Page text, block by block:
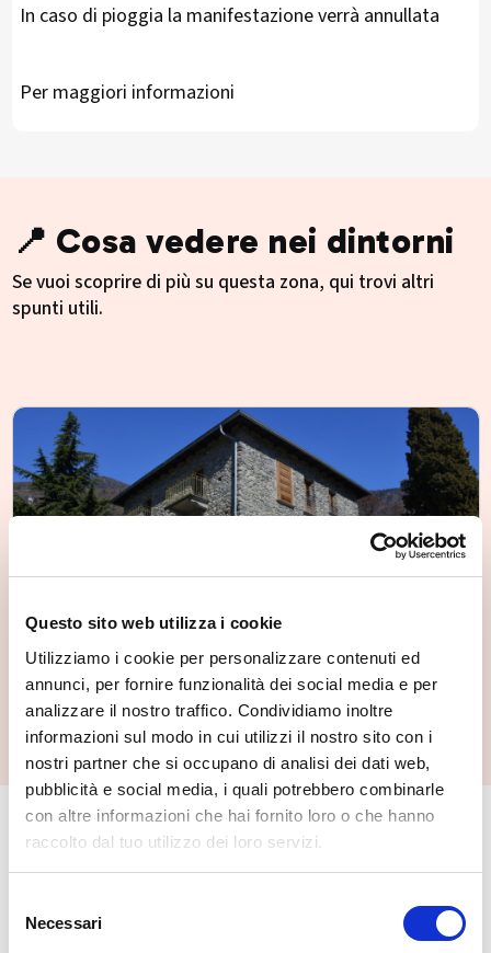
Questo sito web utilizza i cookie
Utilizziamo i cookie per personalizzare contenuti ed
annunci, per fornire funzionalità dei social media e per
analizzare il nostro traffico. Condividiamo inoltre
informazioni sul modo in cui utilizzi il nostro sito con i
nostri partner che si occupano di analisi dei dati web,
pubblicità e social media, i quali potrebbero combinarle
con altre informazioni che hai fornito loro o che hanno
raccolto dal tuo utilizzo dei loro servizi.
delNecessari
In caso di pioggia la manifestazione verrà annullata
Per maggiori informazioni
📍 Cosa vedere nei dintorni
Se vuoi scoprire di più su questa zona, qui trovi altri
spunti utili.
Torre dei da Pendolasco
Poggiridenti
🏘️ Scopri il comune di
Poggiridenti